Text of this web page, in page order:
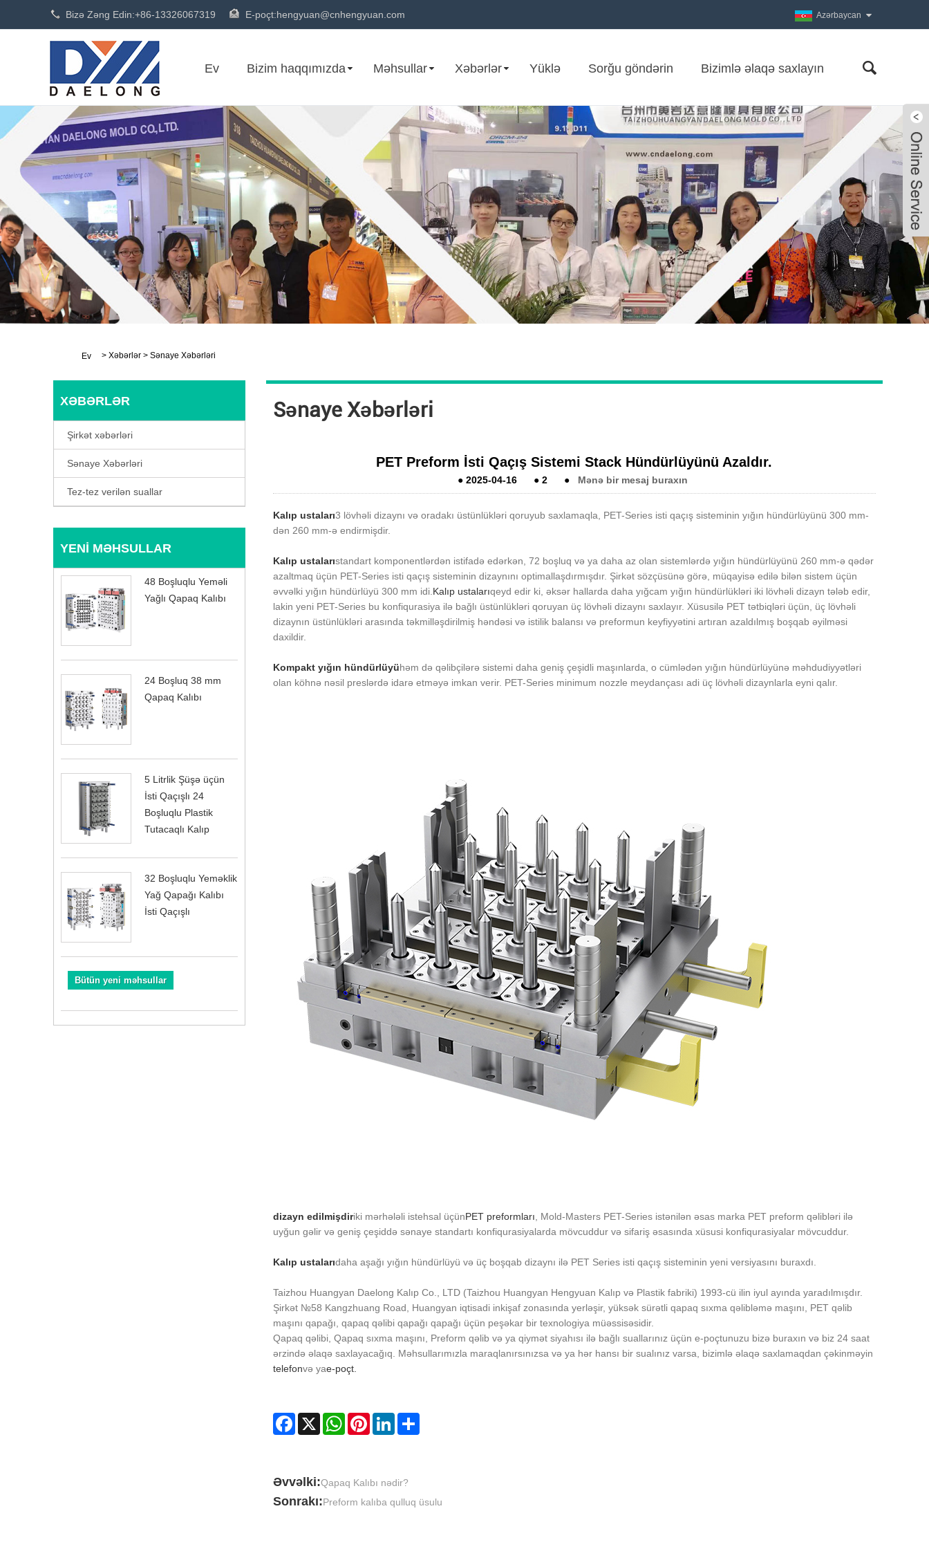
Bizə Zəng Edin:+86-13326067319 E-poçt:hengyuan@cnhengyuan.com Azərbaycan
Ev Bizim haqqımızda Məhsullar Xəbərlər Yüklə Sorğu göndərin Bizimlə əlaqə saxlayın
Ev > Xəbərlər > Sənaye Xəbərləri
XƏBƏRLƏR
Şirkət xəbərləri
Sənaye Xəbərləri
Tez-tez verilən suallar
YENI MƏHSULLAR
48 Boşluqlu Yeməli
Yağlı Qapaq Kalıbı
24 Boşluq 38 mm
Qapaq Kalıbı
5 Litrlik Şüşə üçün
İsti Qaçışlı 24
Boşluqlu Plastik
Tutacaqlı Kalıp
32 Boşluqlu Yeməklik
Yağ Qapağı Kalıbı
İsti Qaçışlı
Bütün yeni məhsullar
Sənaye Xəbərləri
PET Preform İsti Qaçış Sistemi Stack Hündürlüyünü Azaldır.
● 2025-04-16 ● 2 ● Mənə bir mesaj buraxın
Kalıp ustaları3 lövhəli dizaynı və oradakı üstünlükləri qoruyub saxlamaqla, PET-Series isti qaçış sisteminin yığın hündürlüyünü 300 mm-
dən 260 mm-ə endirmişdir.
Kalıp ustalarıstandart komponentlərdən istifadə edərkən, 72 boşluq və ya daha az olan sistemlərdə yığın hündürlüyünü 260 mm-ə qədər
azaltmaq üçün PET-Series isti qaçış sisteminin dizaynını optimallaşdırmışdır. Şirkət sözçüsünə görə, müqayisə edilə bilən sistem üçün
əvvəlki yığın hündürlüyü 300 mm idi. Kalıp ustalarıqeyd edir ki, əksər hallarda daha yığcam yığın hündürlükləri iki lövhəli dizayn tələb edir,
lakin yeni PET-Series bu konfiqurasiya ilə bağlı üstünlükləri qoruyan üç lövhəli dizaynı saxlayır. Xüsusilə PET tətbiqləri üçün, üç lövhəli
dizaynın üstünlükləri arasında təkmilləşdirilmiş həndəsi və istilik balansı və preformun keyfiyyətini artıran azaldılmış boşqab əyilməsi
daxildir.
Kompakt yığın hündürlüyühəm də qəlibçilərə sistemi daha geniş çeşidli maşınlarda, o cümlədən yığın hündürlüyünə məhdudiyyətləri
olan köhnə nəsil preslərdə idarə etməyə imkan verir. PET-Series minimum nozzle meydançası adi üç lövhəli dizaynlarla eyni qalır.
dizayn edilmişdiriki mərhələli istehsal üçünPET preformları , Mold-Masters PET-Series istənilən əsas marka PET preform qəlibləri ilə
uyğun gəlir və geniş çeşiddə sənaye standartı konfiqurasiyalarda mövcuddur və sifariş əsasında xüsusi konfiqurasiyalar mövcuddur.
Kalıp ustalarıdaha aşağı yığın hündürlüyü və üç boşqab dizaynı ilə PET Series isti qaçış sisteminin yeni versiyasını buraxdı.
Taizhou Huangyan Daelong Kalıp Co., LTD (Taizhou Huangyan Hengyuan Kalıp və Plastik fabriki) 1993-cü ilin iyul ayında yaradılmışdır.
Şirkət №58 Kangzhuang Road, Huangyan iqtisadi inkişaf zonasında yerləşir, yüksək sürətli qapaq sıxma qəlibləmə maşını, PET qəlib
maşını qapağı, qapaq qəlibi qapağı qapağı üçün peşəkar bir texnologiya müəssisəsidir.
Qapaq qəlibi, Qapaq sıxma maşını, Preform qəlib və ya qiymət siyahısı ilə bağlı suallarınız üçün e-poçtunuzu bizə buraxın və biz 24 saat
ərzində əlaqə saxlayacağıq. Məhsullarımızla maraqlanırsınızsa və ya hər hansı bir sualınız varsa, bizimlə əlaqə saxlamaqdan çəkinməyin
telefonvə yae-poçt.
Facebook
X WhatsAppPinterestLinkedInShare
Əvvəlki:Qapaq Kalıbı nədir?
Sonrakı:Preform kalıba qulluq üsulu